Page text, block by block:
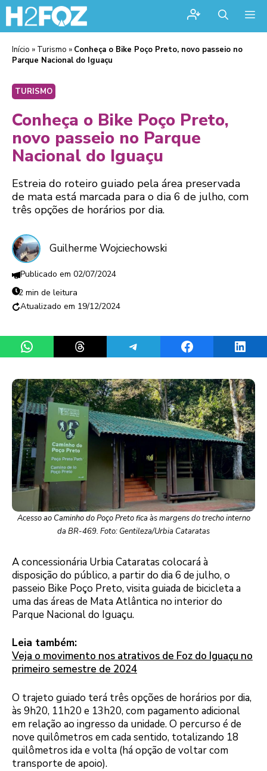
Início » Turismo » Conheça o Bike Poço Preto, novo passeio no
Parque Nacional do Iguaçu
TURISMO
Conheça o Bike Poço Preto,
novo passeio no Parque
Nacional do Iguaçu
Estreia do roteiro guiado pela área preservada
de mata está marcada para o dia 6 de julho, com
três opções de horários por dia.
Guilherme Wojciechowski
02/07/2024
2 min de leitura
19/12/2024
Share on WhatsAppShare on ThreadsShare on TelegramShare on Facebook
Acesso ao Caminho do Poço Preto fica às margens do trecho interno
da BR-469. Foto: Gentileza/Urbia Cataratas
A concessionária Urbia Cataratas colocará à
disposição do público, a partir do dia 6 de julho, o
passeio Bike Poço Preto, visita guiada de bicicleta a
uma das áreas de Mata Atlântica no interior do
Parque Nacional do Iguaçu.
Leia também:
Veja o movimento nos atrativos de Foz do Iguaçu no
primeiro semestre de 2024
O trajeto guiado terá três opções de horários por dia,
às 9h20, 11h20 e 13h20, com pagamento adicional
em relação ao ingresso da unidade. O percurso é de
nove quilômetros em cada sentido, totalizando 18
quilômetros ida e volta (há opção de voltar com
transporte de apoio).